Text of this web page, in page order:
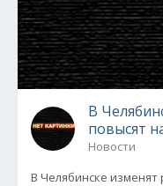
В
повысят
Новости
В Челябинске изменят